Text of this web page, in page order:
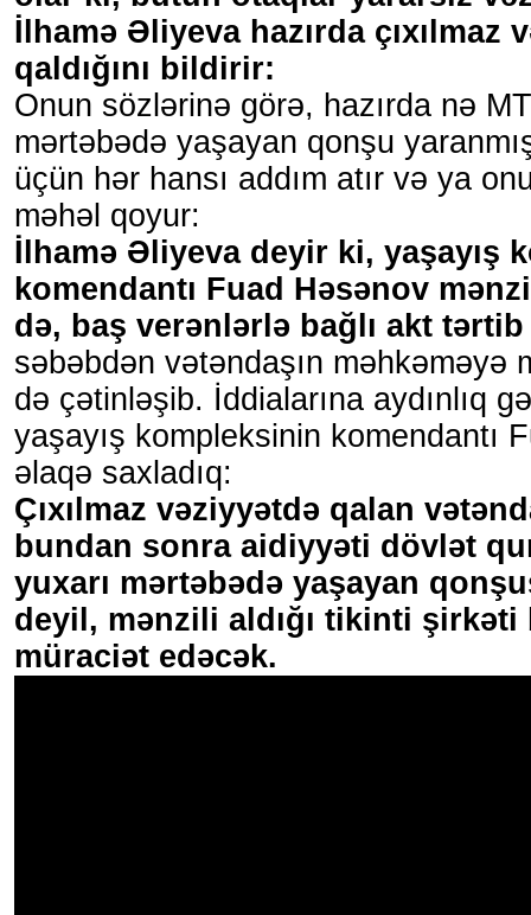
İlhamə Əliyeva hazırda çıxılmaz
qaldığını bildirir:
Onun sözlərinə görə, hazırda nə
mərtəbədə yaşayan qonşu
üçün hər hansı addım atır və ya
məhəl qoyur:
İlhamə Əliyeva deyir ki, yaşayış
komendantı Fuad Həsənov
də, baş verənlərlə bağlı akt
səbəbdən vətəndaşın məhkəməyə
də çətinləşib. İddialarına aydınlıq
yaşayış kompleksinin komendantı
əlaqə saxladıq:
Çıxılmaz vəziyyətdə qalan
bundan sonra aidiyyəti dövlət
yuxarı mərtəbədə yaşayan
deyil, mənzili aldığı tikinti şirkəti
müraciət edəcək.